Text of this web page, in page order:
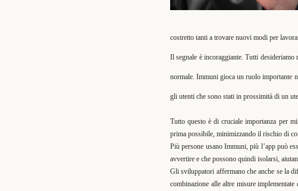
costretto tanti a trovare nuovi modi per
Il segnale è incoraggiante. Tutti
normale. Immuni gioca un ruolo importante
gli utenti che sono stati in prossimità di un
Tutto questo è di cruciale importanza per
prima possibile, minimizzando il rischio di
Più persone usano Immuni, più l’app può
avvertire e che possono quindi isolarsi,
Gli sviluppatori affermano che anche se la
combinazione alle altre misure